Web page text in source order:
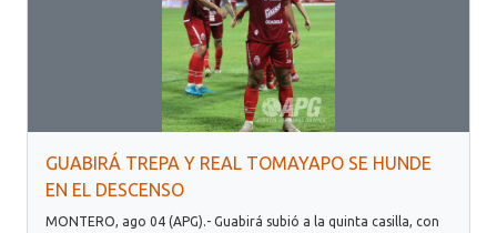
GUABIRÁ TREPA Y REAL TOMAYAPO SE HUNDE
EN EL DESCENSO
MONTERO, ago 04 (APG).- Guabirá subió a la quinta casilla, con